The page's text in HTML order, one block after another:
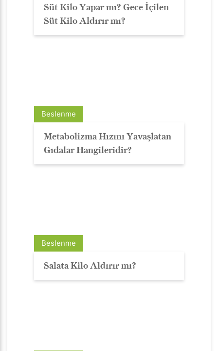
Süt Kilo Yapar mı? Gece İçilen
Süt Kilo Aldırır mı?
Beslenme
Metabolizma Hızını Yavaşlatan
Gıdalar Hangileridir?
Beslenme
Salata Kilo Aldırır mı?